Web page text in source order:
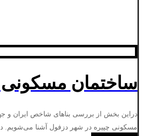
ساختمان مسکونی
دراین بخش از بررسی بناهای شاخص ایران و
مسکونی چپیره در شهر دزفول آشنا می‌شویم.